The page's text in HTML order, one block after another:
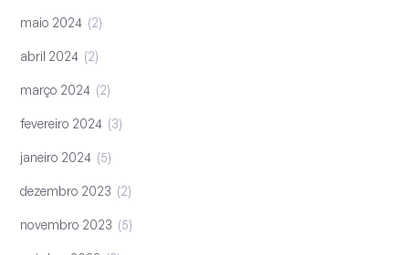
maio 2024 2
abril 2024 2
março 2024 2
fevereiro 2024 3
janeiro 2024 5
dezembro 2023 2
novembro 2023 5